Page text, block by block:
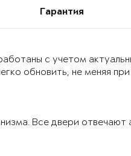
Гарантия
с учетом
обновить, не меняя
Все двери отвечают